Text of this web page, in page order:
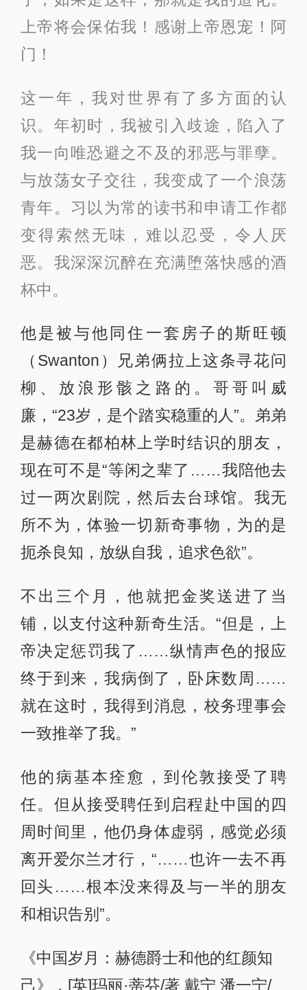
上帝将会保佑我！感谢上帝恩宠！阿
门！
这一年，我对世界有了多方面的认
识。年初时，我被引入歧途，陷入了
我一向唯恐避之不及的邪恶与罪孽。
与放荡女子交往，我变成了一个浪荡
青年。习以为常的读书和申请工作都
变得索然无味，难以忍受，令人厌
恶。我深深沉醉在充满堕落快感的酒
杯中。
他是被与他同住一套房子的斯旺顿
（Swanton）兄弟俩拉上这条寻花问
柳、放浪形骸之路的。哥哥叫威
廉，“23岁，是个踏实稳重的人”。弟弟
是赫德在都柏林上学时结识的朋友，
现在可不是“等闲之辈了……我陪他去
过一两次剧院，然后去台球馆。我无
所不为，体验一切新奇事物，为的是
扼杀良知，放纵自我，追求色欲”。
不出三个月，他就把金奖送进了当
铺，以支付这种新奇生活。“但是，上
帝决定惩罚我了……纵情声色的报应
终于到来，我病倒了，卧床数周……
就在这时，我得到消息，校务理事会
一致推举了我。”
他的病基本痊愈，到伦敦接受了聘
任。但从接受聘任到启程赴中国的四
周时间里，他仍身体虚弱，感觉必须
离开爱尔兰才行，“……也许一去不再
回头……根本没来得及与一半的朋友
和相识告别”。
《中国岁月：赫德爵士和他的红颜知
己》，[英]玛丽·蒂芬/著 戴宁 潘一宁/